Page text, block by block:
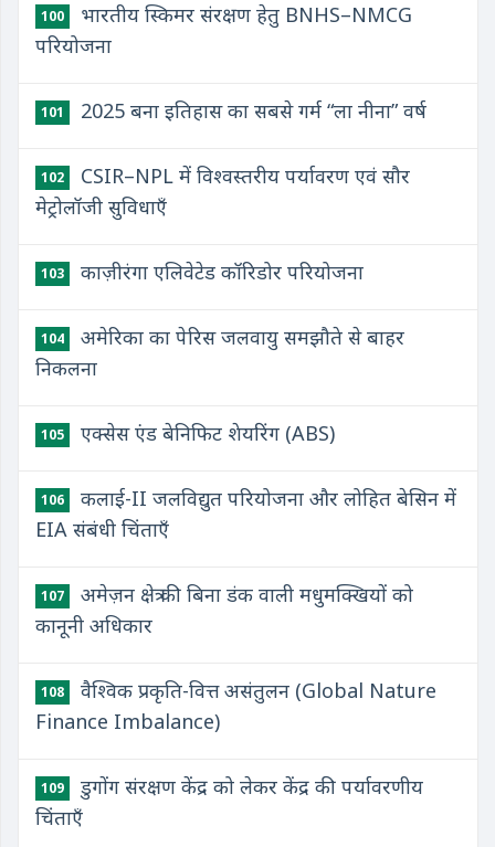
100
भारतीय स्किमर संरक्षण हेतु BNHS–NMCG
परियोजना
101 2025 बना इतिहास का सबसे गर्म “ला नीना” वर्ष
102
CSIR–NPL में विश्वस्तरीय पर्यावरण एवं सौर
मेट्रोलॉजी सुविधाएँ
103 काज़ीरंगा एलिवेटेड कॉरिडोर परियोजना
104
अमेरिका का पेरिस जलवायु समझौते से बाहर
निकलना
105 एक्सेस एंड बेनिफिट शेयरिंग (ABS)
106
कलाई-II जलविद्युत परियोजना और लोहित बेसिन में
EIA संबंधी चिंताएँ
107
अमेज़न क्षेत्र की बिना डंक वाली मधुमक्खियों को
कानूनी अधिकार
108
वैश्विक प्रकृति-वित्त असंतुलन (Global Nature
Finance Imbalance)
109
डुगोंग संरक्षण केंद्र को लेकर केंद्र की पर्यावरणीय
चिंताएँ